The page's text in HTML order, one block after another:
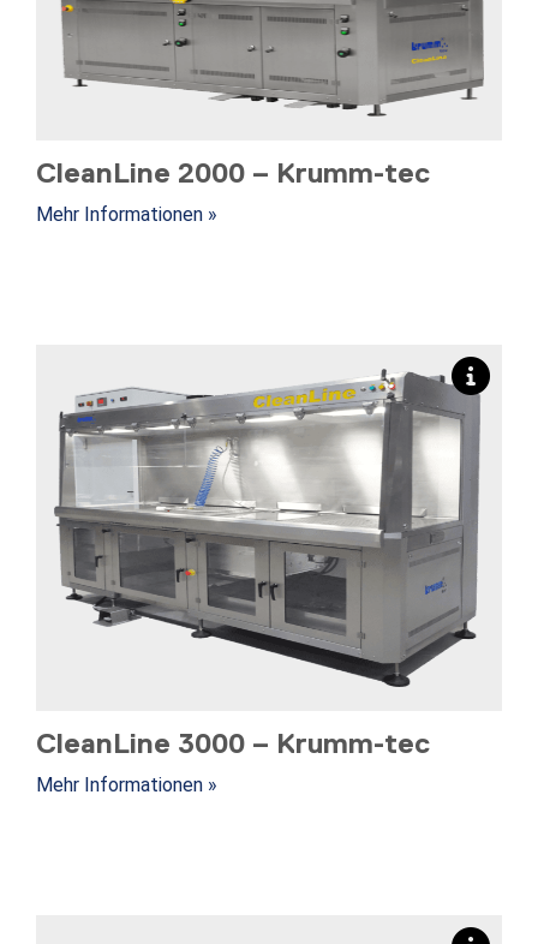
CleanLine 2000 – Krumm-tec
Mehr Informationen »
CleanLine 3000 – Krumm-tec
Mehr Informationen »